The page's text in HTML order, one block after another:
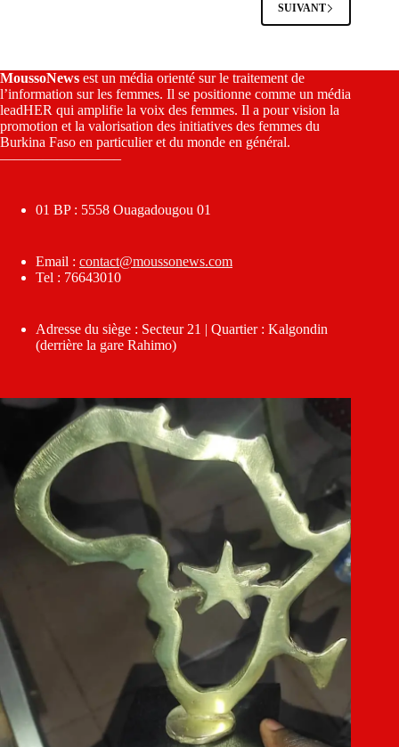
SUIVANT
MoussoNews est un média orienté sur le traitement de
l’information sur les femmes. Il se positionne comme un média
leadHER qui amplifie la voix des femmes. Il a pour vision la
promotion et la valorisation des initiatives des femmes du
Burkina Faso en particulier et du monde en général.
————————–
01 BP : 5558 Ouagadougou 01
Email : contact@moussonews.com
Tel : 76643010
Adresse du siège : Secteur 21 | Quartier : Kalgondin
(derrière la gare Rahimo)